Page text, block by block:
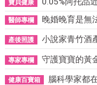
寶貝健康
醫師專欄 晚婚晚育是無
產後照護 小說家青竹酒
專家專欄 守護寶寶的黃
健康百寶箱 腦科學家都在